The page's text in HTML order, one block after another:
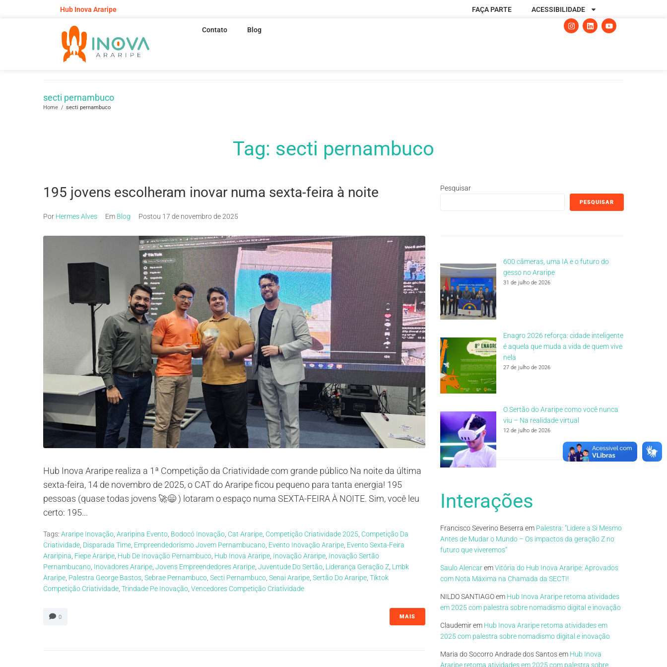
Hub Inova Araripe FAÇA PARTE ACESSIBILIDADE
Contato Blog
secti pernambuco
Home / secti pernambuco
Tag: secti pernambuco
195 jovens escolheram inovar numa sexta-feira à noite
Por Hermes Alves Em Blog Postou 17 de novembro de 2025
Hub Inova Araripe realiza a 1ª Competição da Criatividade com grande público Na noite da última
sexta-feira, 14 de novembro de 2025, o CAT do Araripe ficou pequeno para tanta energia! 195
pessoas (quase todas jovens 🚀😄 ) lotaram o espaço numa SEXTA-FEIRA À NOITE. Sim, você leu
certo: 195...
Tags: Araripe Inovação Araripina Evento Bodocó Inovação Cat Araripe Competição Criatividade 2025 Competição Da
Criatividade Disparada Time Empreendedorismo Jovem Pernambucano Evento Inovação Araripe Evento Sexta-Feira
Araripina Fiepe Araripe Hub De Inovação Pernambuco Hub Inova Araripe Inovação Araripe Inovação Sertão
Pernambucano Inovadores Araripe Jovens Empreendedores Araripe Juventude Do Sertão Liderança Geração Z Lmbk
Araripe Palestra George Bastos Sebrae Pernambuco Secti Pernambuco Senai Araripe Sertão Do Araripe Tiktok
Competição Criatividade Trindade Pe Inovação Vencedores Competição Criatividade
0 MAIS
Pesquisar
PESQUISAR
600 câmeras, uma IA e o futuro do
gesso no Araripe
31 de julho de 2026
Enagro 2026 reforça: cidade inteligente
é aquela que muda a vida de quem vive
nela
27 de julho de 2026
O Sertão do Araripe como você nunca
viu – Na realidade virtual
12 de julho de 2026
Interações
Francisco Severino Beserra em Palestra: “Lidere a Si Mesmo
Antes de Mudar o Mundo – Os impactos da geração Z no
futuro que viveremos”
Saulo AlencaremVitória do Hub Inova Araripe: Aprovados
com Nota Máxima na Chamada da SECTI!
NILDO SANTIAGOem Hub Inova Araripe retoma atividades
em 2025 com palestra sobre nomadismo digital e inovação
Claudemirem Hub Inova Araripe retoma atividades em
2025 com palestra sobre nomadismo digital e inovação
Maria do Socorro Andrade dos Santosem Hub Inova
Araripe retoma atividades em 2025 com palestra sobre